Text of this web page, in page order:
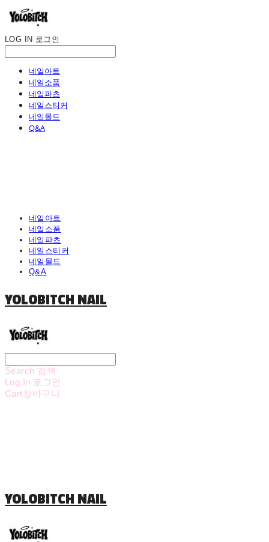
LOG IN 로그인
네일아트
네일소품
네일파츠
네일스티커
네일몰드
Q&A
네일아트
네일소품
네일파츠
네일스티커
네일몰드
Q&A
YOLOBITCH NAIL
Search 검색
Log In 로그인
Cart장바구니
YOLOBITCH NAIL